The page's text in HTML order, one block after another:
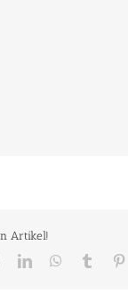
Artikel!
RedditLinkedInWhatsApp
Tumblr